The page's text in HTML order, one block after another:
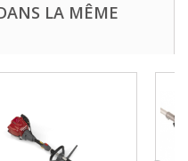
LA MÊME